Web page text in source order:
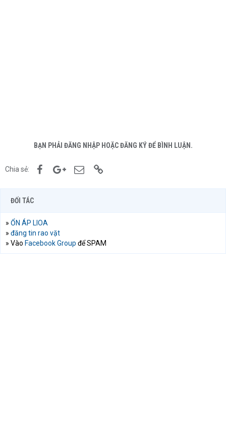
BẠN PHẢI ĐĂNG NHẬP HOẶC ĐĂNG KÝ ĐỂ BÌNH LUẬN.
Chia sẻ: FacebookGoogle+Email
ĐỐI TÁC
» ỔN ÁP LIOA
» đăng tin rao vặt
» Vào Facebook Group để SPAM